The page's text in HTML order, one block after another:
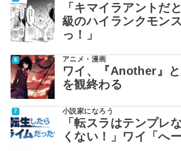
「キマイラアントだ
級のハイランクモン
っ！」
アニメ・漫画
ワイ、『Another』
を観終わる
小説家になろう
「転スラはテンプレ
くない！」ワイ「へ